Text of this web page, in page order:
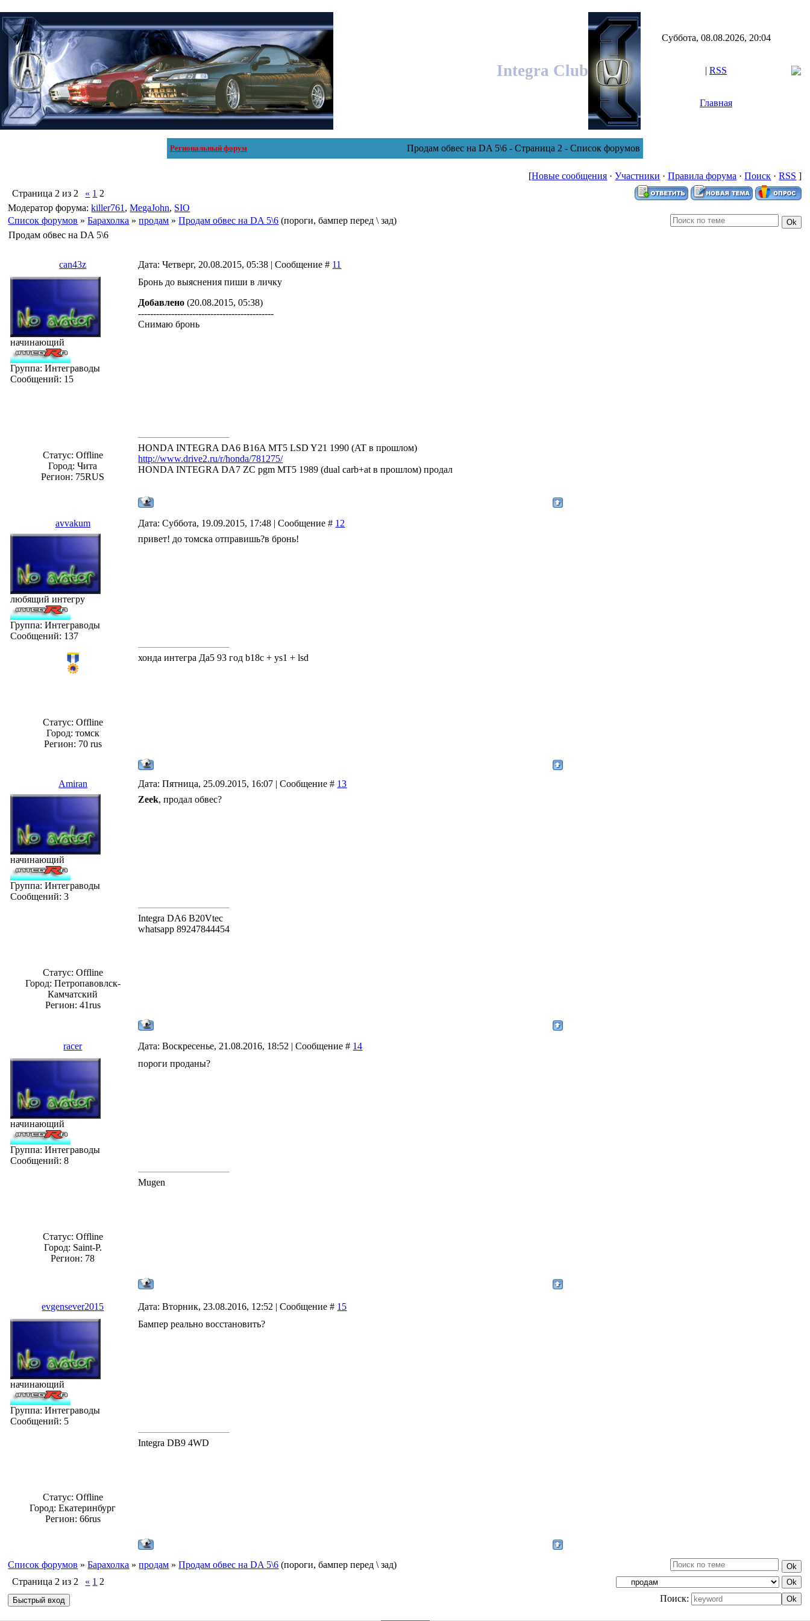
Integra Club
Суббота, 08.08.2026, 20:04
| RSS
Главная
Региональный форум Продам обвес на DA 5\6 - Страница 2 - Список форумов
[Новые сообщения ·Участники ·Правила форума ·Поиск ·RSS ]
Страница 2 из 2 « 1 2
Модератор форума:killer761 ,MegaJohn, SIO
Список форумов » Барахолка » продам » Продам обвес на DA 5\6 (пороги, бампер перед \ зад)
Продам обвес на DA 5\6
can43z Дата: Четверг, 20.08.2015, 05:38 | Сообщение # 11
начинающий
Группа: Интеграводы
Сообщений: 15
Статус: Offline
Город: Чита
Регион: 75RUS
Бронь до выяснения пиши в личку
Добавлено (20.08.2015, 05:38)
---------------------------------------------
Снимаю бронь
HONDA INTEGRA DA6 B16A MT5 LSD Y21 1990 (AT в прошлом)
http://www.drive2.ru/r/honda/781275/
HONDA INTEGRA DA7 ZC pgm MT5 1989 (dual carb+at в прошлом) продал
avvakum Дата: Суббота, 19.09.2015, 17:48 | Сообщение # 12
любящий интегру
Группа: Интеграводы
Сообщений: 137
Статус: Offline
Город: томск
Регион: 70 rus
привет! до томска отправишь?в бронь!
хонда интегра Да5 93 год b18c + ys1 + lsd
Amiran Дата: Пятница, 25.09.2015, 16:07 | Сообщение # 13
начинающий
Группа: Интеграводы
Сообщений:3
Статус: Offline
Город: Петропавовлск-
Камчатский
Регион: 41rus
Zeek, продал обвес?
Integra DA6 B20Vtec
whatsapp 89247844454
racer Дата: Воскресенье, 21.08.2016, 18:52 | Сообщение # 14
начинающий
Группа: Интеграводы
Сообщений:8
Статус: Offline
Город: Saint-P.
Регион: 78
пороги проданы?
Mugen
evgensever2015 Дата: Вторник, 23.08.2016, 12:52 | Сообщение # 15
начинающий
Группа: Интеграводы
Сообщений: 5
Статус: Offline
Город: Екатеринбург
Регион: 66rus
Бампер реально восстановить?
Integra DB9 4WD
Список форумов » Барахолка » продам » Продам обвес на DA 5\6 (пороги, бампер перед \ зад)
Страница 2 из 2 « 1 2
Поиск: